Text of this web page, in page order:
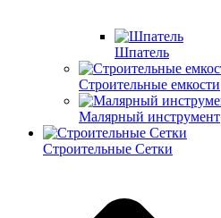
Шпатель
Строительные емкости
Малярный инструмент
Строительные Сетки